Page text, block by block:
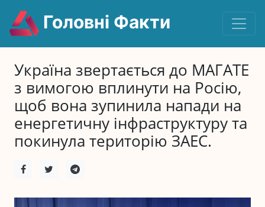
Головні Факти
Україна звертається до МАГАТЕ
з вимогою вплинути на Росію,
щоб вона зупинила напади на
енергетичну інфраструктуру та
покинула територію ЗАЕС.